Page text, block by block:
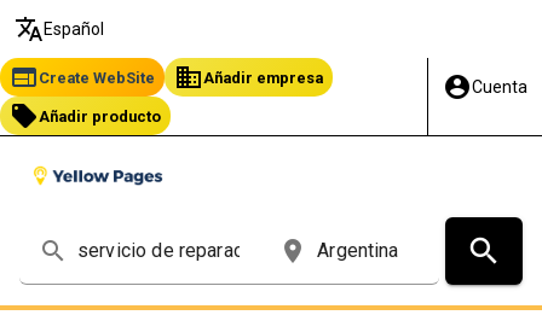
translate Español
web Create WebSite business Añadir empresa
local_offer Añadir producto
account_circleCuenta
search place search